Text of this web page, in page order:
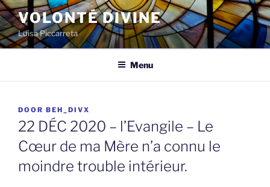
Spring
naar
de
inhoud
VOLONTÉ DIVINE
Luisa Piccarreta
Menu
GEPLAATST
OP
DOOR BEH_DIVX
22 DÉC 2020 – l’Evangile – Le
Cœur de ma Mère n’a connu le
moindre trouble intérieur.